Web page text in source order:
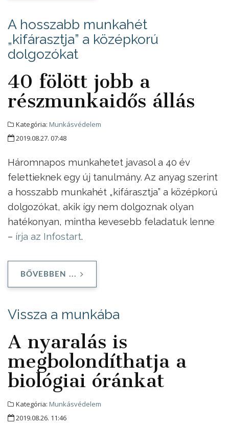
A hosszabb munkahét
„kifárasztja” a középkorú
dolgozókat
40 fölött jobb a
részmunkaidős állás
Kategória: Munkásvédelem
2019.08.27. 07:48
Háromnapos munkahetet javasol a 40 év
felettieknek egy új tanulmány. Az anyag szerint
a hosszabb munkahét „kifárasztja” a középkorú
dolgozókat, akik így nem dolgoznak olyan
hatékonyan, mintha kevesebb feladatuk lenne
– írja az Infostart.
BŐVEBBEN ...
Vissza a munkába
A nyaralás is
megbolondíthatja a
biológiai óránkat
Kategória: Munkásvédelem
2019.08.26. 11:46